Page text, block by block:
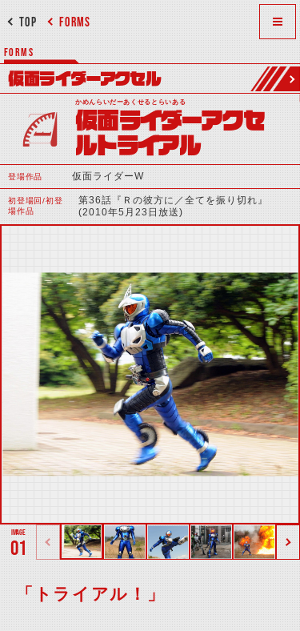
FORMS
TOP
FORMS
仮面ライダーアクセル
かめんらいだーあくせるとらいある
仮面ライダーアクセ
ルトライアル
登場作品 仮面ライダーW
初登場回/初登
場作品
第36話『Ｒの彼方に／全てを振り切れ』
(2010年5月23日放送)
01
「トライアル！」